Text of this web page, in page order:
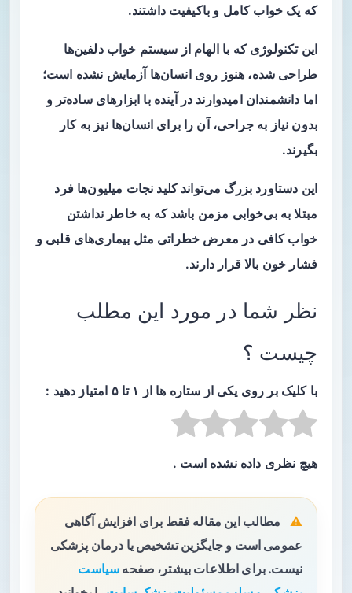
که یک خواب کامل و باکیفیت داشتند.
این تکنولوژی که با الهام از سیستم خواب دلفین‌ها
طراحی شده، هنوز روی انسان‌ها آزمایش نشده است؛
اما دانشمندان امیدوارند در آینده با ابزارهای ساده‌تر و
بدون نیاز به جراحی، آن را برای انسان‌ها نیز به کار
بگیرند.
این دستاورد بزرگ می‌تواند کلید نجات میلیون‌ها فرد
مبتلا به بی‌خوابی مزمن باشد که به خاطر نداشتن
خواب کافی در معرض خطراتی مثل بیماری‌های قلبی و
فشار خون بالا قرار دارند.
نظر شما در مورد این مطلب
چیست ؟
با کلیک بر روی یکی از ستاره ها از ۱ تا ۵ امتیاز دهید :
هیچ نظری داده نشده است .
مطالب این مقاله فقط برای افزایش آگاهی
عمومی است و جایگزین تشخیص یا درمان پزشکی
نیست. برای اطلاعات بیشتر، صفحه سیاست